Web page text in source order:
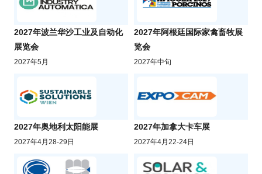
2027年波兰华沙工业及自动化
展览会
2027年5月
2027年阿根廷国际家禽畜牧展
览会
2027年中旬
2027年奥地利太阳能展
2027年4月28-29日
2027年加拿大卡车展
2027年4月22-24日